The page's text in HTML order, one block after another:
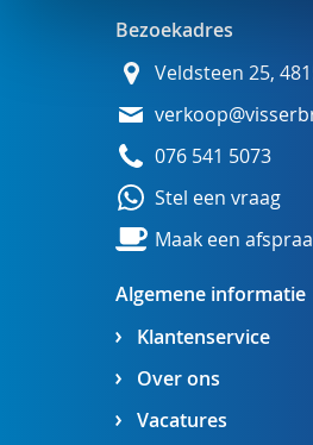
Algemene informatie
Klantenservice
Over ons
Vacatures
Bezoekadres
Veldsteen 25,
076 541 5073
Stel een vraag
Maak een